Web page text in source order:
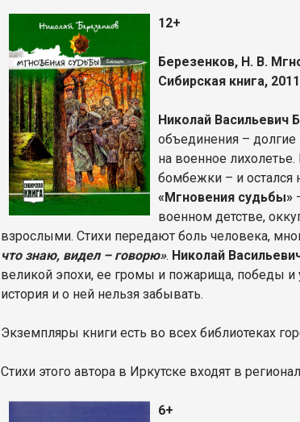
12+
Березенков, Н. В.
Сибирская книга,
Николай Васильевич
объединения – долгие
на военное
бомбежки – и остался
«Мгновения судьбы»
военном детстве,
взрослыми. Стихи передают боль человека,
что знаю, видел – говорю». Николай
великой эпохи, ее громы и пожарища, победы и
история и о ней нельзя забывать.
Экземпляры книги есть во всех библиотеках
Стихи этого автора в Иркутске входят в
6+